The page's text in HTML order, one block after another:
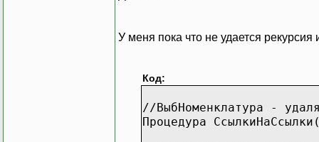
У меня пока что не удается рекурсия
Код:
//ВыбНоменклатура -
Процедура